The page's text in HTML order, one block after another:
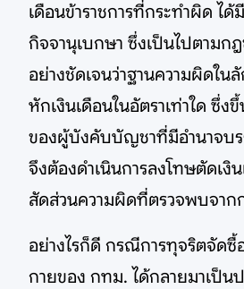
เดือนข้าราชการที่กระทำผิด ได้
กิจจานุเบกษา ซึ่งเป็นไปตามก
อย่างชัดเจนว่าฐานความผิดใ
หักเงินเดือนในอัตราเท่าใด ซึ่
ของผู้บังคับบัญชาที่มีอำนาจบ
จึงต้องดำเนินการลงโทษตัดเงิ
สัดส่วนความผิดที่ตรวจพบจาก
อย่างไรก็ดี กรณีการทุจริตจัดซื้
กายของ กทม. ได้กลายมาเป็น